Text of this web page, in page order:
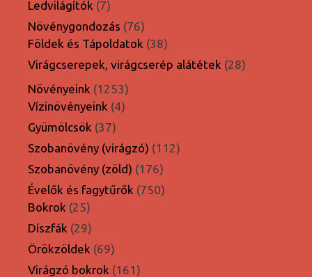
Ledvilágítók 77
termék
Növénygondozás 7676
termék
Földek és Tápoldatok 3838
termék
Virágcserepek, virágcserép alátétek 2828
Növényeink 12531253
termék
Vízinövényeink 44
Gyümölcsök 3737
termék
Szobanövény (virágzó) 112112
Szobanövény (zöld) 176176
termék
Évelők és fagytűrők 750750
Bokrok 2525
termék
Díszfák 2929
termék
Örökzöldek 6969
termék
Virágzó bokrok 161161